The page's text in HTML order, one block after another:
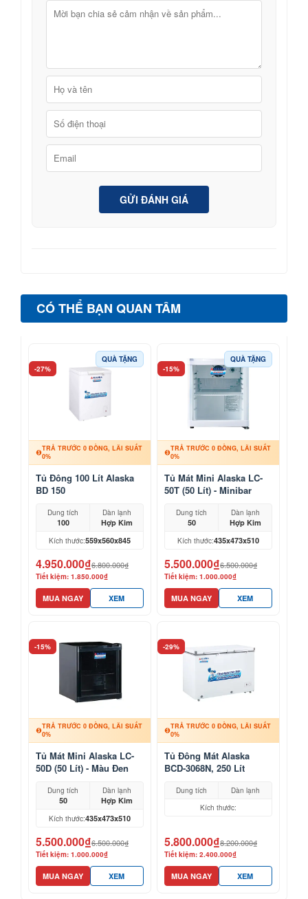
GỬI ĐÁNH GIÁ
CÓ THỂ BẠN QUAN TÂM
-27%
QUÀ TẶNG
TRẢ TRƯỚC 0 ĐỒNG, LÃI SUẤT
0%
Tủ Đông 100 Lít Alaska
BD 150
Dung tích
100
Dàn lạnh
Hợp Kim
Kích thước:559x560x845
4.950.000₫6.800.000₫
Tiết kiệm: 1.850.000₫
MUA NGAY XEM
-15%
QUÀ TẶNG
TRẢ TRƯỚC 0 ĐỒNG, LÃI SUẤT
0%
Tủ Mát Mini Alaska LC-
50T (50 Lít) - Minibar
Dung tích
50
Dàn lạnh
Hợp Kim
Kích thước:435x473x510
5.500.000₫6.500.000₫
Tiết kiệm: 1.000.000₫
MUA NGAY XEM
-15%
TRẢ TRƯỚC 0 ĐỒNG, LÃI SUẤT
0%
Tủ Mát Mini Alaska LC-
50D (50 Lít) - Màu Đen
Dung tích
50
Dàn lạnh
Hợp Kim
Kích thước:435x473x510
5.500.000₫6.500.000₫
Tiết kiệm: 1.000.000₫
MUA NGAY XEM
-29%
TRẢ TRƯỚC 0 ĐỒNG, LÃI SUẤT
0%
Tủ Đông Mát Alaska
BCD-3068N, 250 Lít
Dung tích
Dàn lạnh
Kích thước:
5.800.000₫8.200.000₫
Tiết kiệm: 2.400.000₫
MUA NGAY XEM